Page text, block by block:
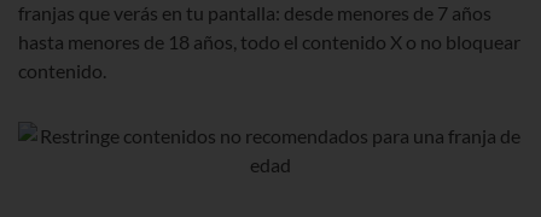
franjas que verás en tu pantalla: desde menores de 7 años
hasta menores de 18 años, todo el contenido X o no bloquear
contenido.